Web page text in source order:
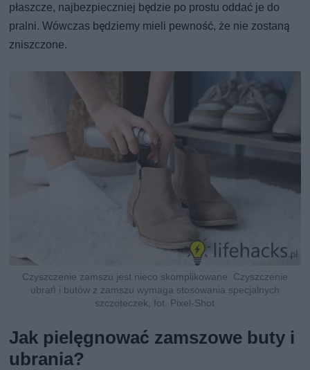
płaszcze, najbezpieczniej będzie po prostu oddać je do
pralni. Wówczas będziemy mieli pewność, że nie zostaną
zniszczone.
Czyszczenie zamszu jest nieco skomplikowane. Czyszczenie
ubrań i butów z zamszu wymaga stosowania specjalnych
szczoteczek, fot. Pixel-Shot
Jak pielęgnować zamszowe buty i
ubrania?